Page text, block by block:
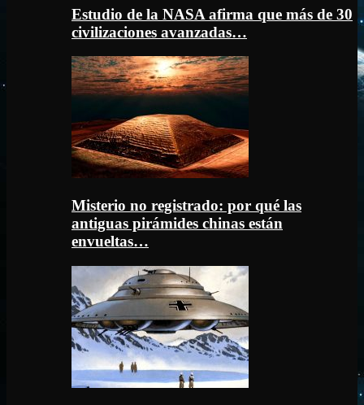
Estudio de la NASA afirma que más de 30
civilizaciones avanzadas…
Misterio no registrado: por qué las
antiguas pirámides chinas están
envueltas…